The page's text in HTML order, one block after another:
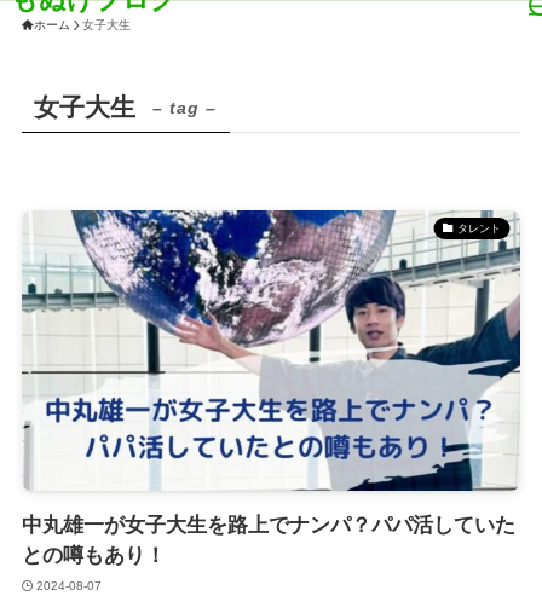
ホーム 女子大生
女子大生 – tag –
タレント
中丸雄一が女子大生を路上でナンパ？パパ活していた
との噂もあり！
2024-08-07